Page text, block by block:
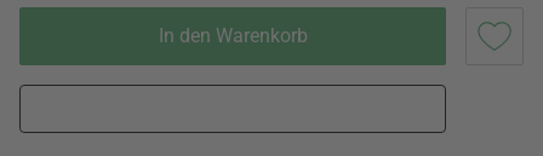
In den Warenkorb